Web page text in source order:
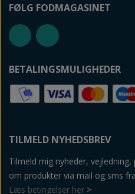
FØLG FODMAGASINET
BETALINGSMULIGHEDER
TILMELD NYHEDSBREV
Tilmeld mig nyheder,
om produkter via mail og sms
Læs betingelser her >